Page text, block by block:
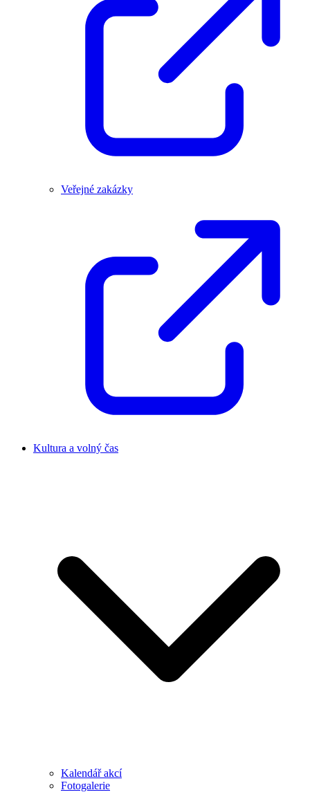
Veřejné zakázky
Kultura a volný čas
Kalendář akcí
Fotogalerie